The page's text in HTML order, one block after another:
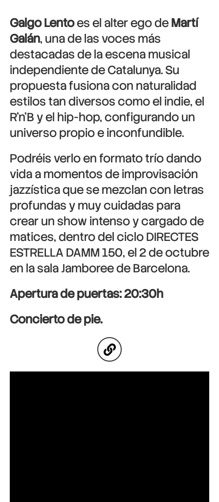
Galgo Lentoes el alter ego deMartí
Galán, una de las voces más
destacadas de la escena musical
independiente de Catalunya. Su
propuesta fusiona con naturalidad
estilos tan diversos como el indie, el
R’n’B y el hip-hop, configurando un
universo propio e inconfundible.
Podréis verlo en formato trío dando
vida a momentos de improvisación
jazzística que se mezclan con letras
profundas y muy cuidadas para
crear un show intenso y cargado de
matices, dentro del ciclo DIRECTES
ESTRELLA DAMM 150, el 2 de octubre
en la sala Jamboree de Barcelona.
Apertura de puertas: 20:30h
Concierto de pie.